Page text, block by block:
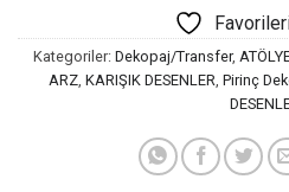
Kategoriler: Dekopaj/Transfer,
ARZ, KARIŞIK DESENLER Pirinç